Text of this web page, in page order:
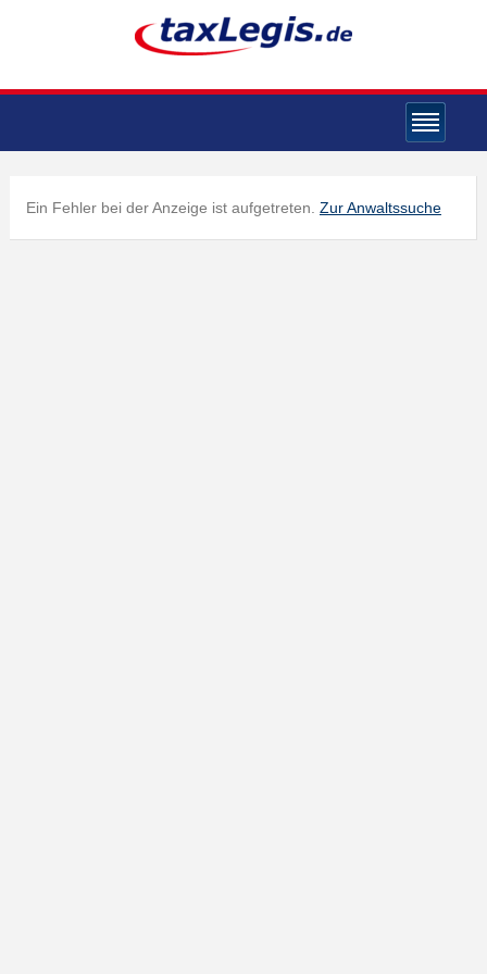
Ein Fehler bei der Anzeige ist aufgetreten. Zur Anwaltssuche